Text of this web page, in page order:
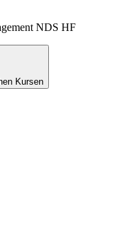
NDS HF
Kursen